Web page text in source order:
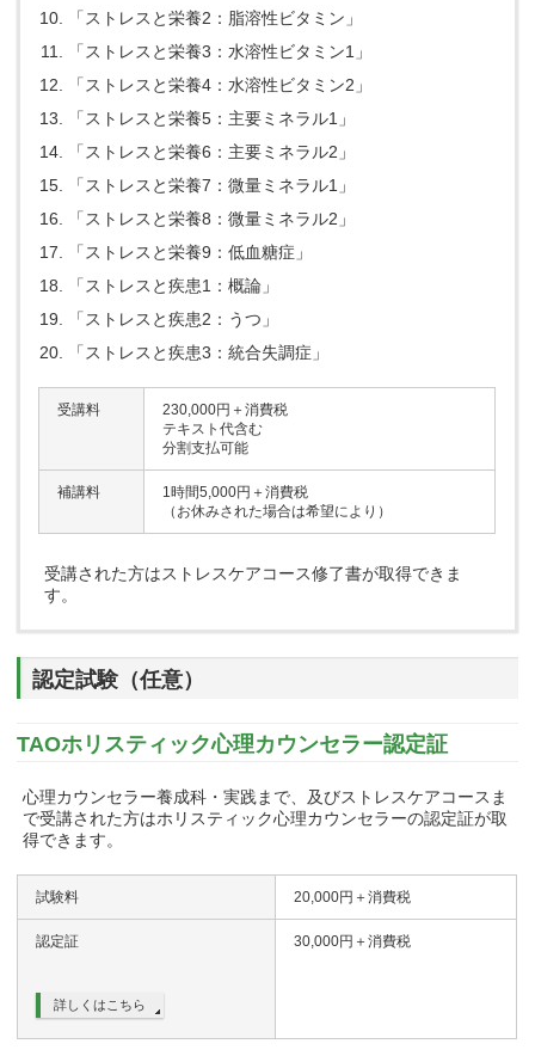
「ストレスと栄養2：脂溶性ビタミン」
「ストレスと栄養3：水溶性ビタミン1」
「ストレスと栄養4：水溶性ビタミン2」
「ストレスと栄養5：主要ミネラル1」
「ストレスと栄養6：主要ミネラル2」
「ストレスと栄養7：微量ミネラル1」
「ストレスと栄養8：微量ミネラル2」
「ストレスと栄養9：低血糖症」
「ストレスと疾患1：概論」
「ストレスと疾患2：うつ」
「ストレスと疾患3：統合失調症」
受講料
230,000円＋消費税
テキスト代含む
分割支払可能
補講料
1時間5,000円＋消費税
（お休みされた場合は希望により）
受講された方はストレスケアコース修了書が取得できま
す。
認定試験（任意）
TAOホリスティック心理カウンセラー認定証
心理カウンセラー養成科・実践まで、及びストレスケアコースま
で受講された方はホリスティック心理カウンセラーの認定証が取
得できます。
試験料 20,000円＋消費税
認定証
詳しくはこちら
30,000円＋消費税